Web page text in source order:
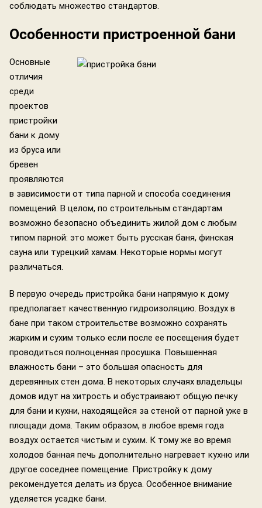
соблюдать множество стандартов.
Особенности пристроенной бани
Основные
отличия
среди
проектов
пристройки
бани к дому
из бруса или
бревен
проявляются
в зависимости от типа парной и способа соединения
помещений. В целом, по строительным стандартам
возможно безопасно объединить жилой дом с любым
типом парной: это может быть русская баня, финская
сауна или турецкий хамам. Некоторые нормы могут
различаться.
В первую очередь пристройка бани напрямую к дому
предполагает качественную гидроизоляцию. Воздух в
бане при таком строительстве возможно сохранять
жарким и сухим только если после ее посещения будет
проводиться полноценная просушка. Повышенная
влажность бани – это большая опасность для
деревянных стен дома. В некоторых случаях владельцы
домов идут на хитрость и обустраивают общую печку
для бани и кухни, находящейся за стеной от парной уже в
площади дома. Таким образом, в любое время года
воздух остается чистым и сухим. К тому же во время
холодов банная печь дополнительно нагревает кухню или
другое соседнее помещение. Пристройку к дому
рекомендуется делать из бруса. Особенное внимание
уделяется усадке бани.